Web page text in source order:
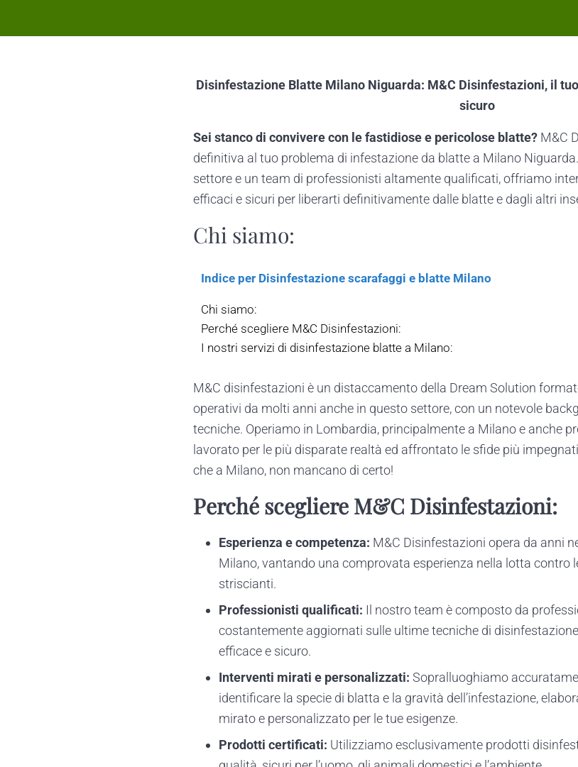
Disinfestazione Blatte Milano Niguarda: M&C Disinfestazioni, il
sicuro
Sei stanco di convivere con le fastidiose e pericolose blatte? M&C
definitiva al tuo problema di infestazione da blatte a Milano Niguarda.
settore e un team di professionisti altamente qualificati, offriamo
efficaci e sicuri per liberarti definitivamente dalle blatte e dagli altri
Chi siamo:
Indice per Disinfestazione scarafaggi e blatte Milano
Chi siamo:
Perché scegliere M&C Disinfestazioni:
I nostri servizi di disinfestazione blatte a Milano:
M&C disinfestazioni è un distaccamento della Dream Solution
operativi da molti anni anche in questo settore, con un notevole
tecniche. Operiamo in Lombardia, principalmente a Milano e anche
lavorato per le più disparate realtà ed affrontato le sfide più
che a Milano, non mancano di certo!
Perché scegliere M&C Disinfestazioni:
Esperienza e competenza: M&C Disinfestazioni opera da anni
Milano, vantando una comprovata esperienza nella lotta contro
striscianti.
Professionisti qualificati: Il nostro team è composto da
costantemente aggiornati sulle ultime tecniche di
efficace e sicuro.
Interventi mirati e personalizzati: Sopralluoghiamo
identificare la specie di blatta e la gravità dell’infestazione,
mirato e personalizzato per le tue esigenze.
Prodotti certificati: Utilizziamo esclusivamente prodotti